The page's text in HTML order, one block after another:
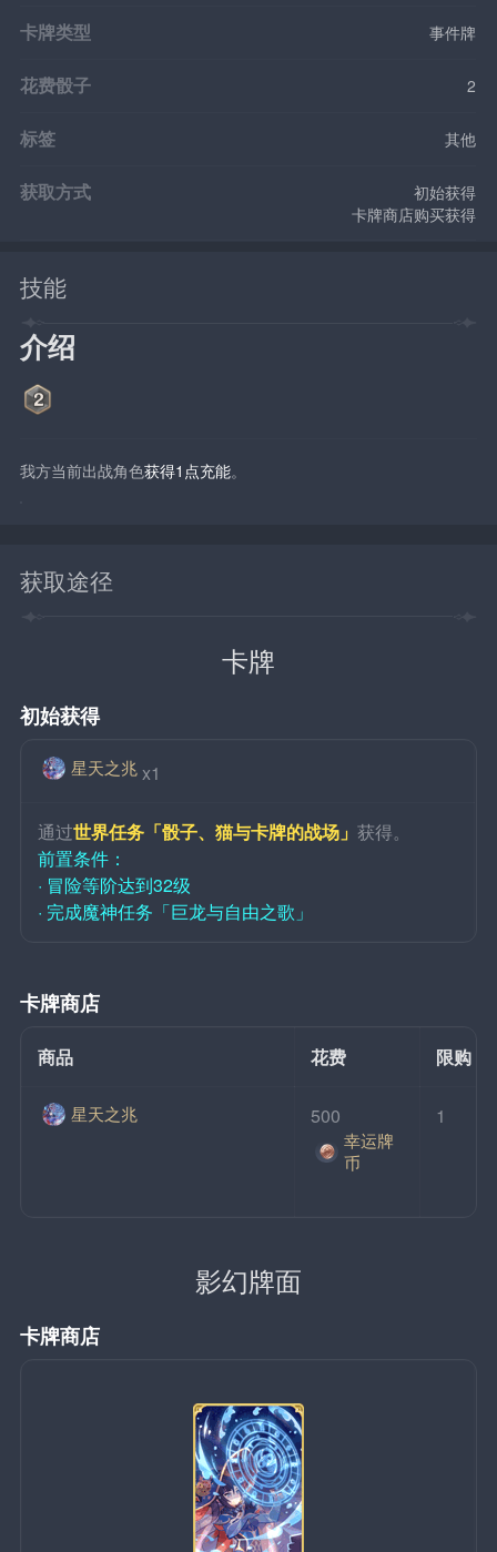
卡牌类型 事件牌
花费骰子 2
标签 其他
获取方式
初始获得
卡牌商店购买获得
技能
介绍
我方当前出战角色获得1点充能。
获取途径
卡牌
初始获得
星天之兆 x1
通过世界任务「骰子、猫与卡牌的战场」获得。
前置条件：
· 冒险等阶达到32级
· 完成魔神任务「巨龙与自由之歌」
卡牌商店
商品 花费 限购
星天之兆 500
幸运牌
币
1
影幻牌面
卡牌商店